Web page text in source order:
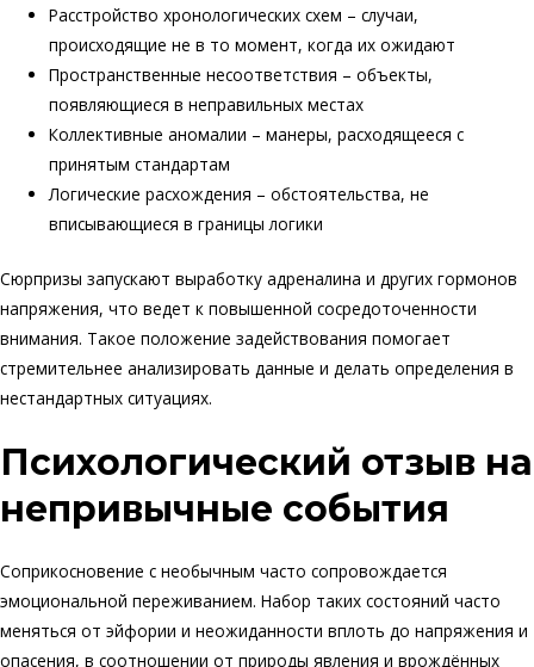
Расстройство хронологических схем – случаи,
происходящие не в то момент, когда их ожидают
Пространственные несоответствия – объекты,
появляющиеся в неправильных местах
Коллективные аномалии – манеры, расходящееся с
принятым стандартам
Логические расхождения – обстоятельства, не
вписывающиеся в границы логики
Сюрпризы запускают выработку адреналина и других гормонов
напряжения, что ведет к повышенной сосредоточенности
внимания. Такое положение задействования помогает
стремительнее анализировать данные и делать определения в
нестандартных ситуациях.
Психологический отзыв на
непривычные события
Соприкосновение с необычным часто сопровождается
эмоциональной переживанием. Набор таких состояний часто
меняться от эйфории и неожиданности вплоть до напряжения и
опасения, в соотношении от природы явления и врождённых